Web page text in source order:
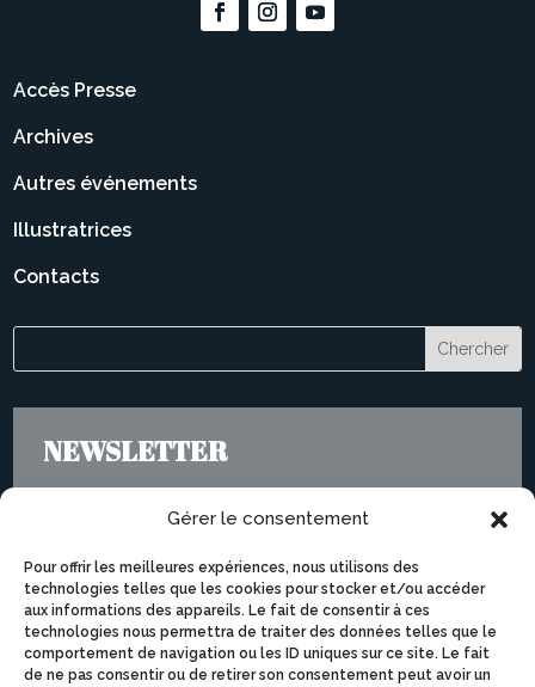
Gérer le consentement
Pour offrir les meilleures expériences, nous utilisons des
technologies telles que les cookies pour stocker et/ou accéder
aux informations des appareils. Le fait de consentir à ces
technologies nous permettra de traiter des données telles que le
comportement de navigation ou les ID uniques sur ce site. Le fait
de ne pas consentir ou de retirer son consentement peut avoir un
Accès Presse
Archives
Autres événements
Illustratrices
Contacts
NEWSLETTER